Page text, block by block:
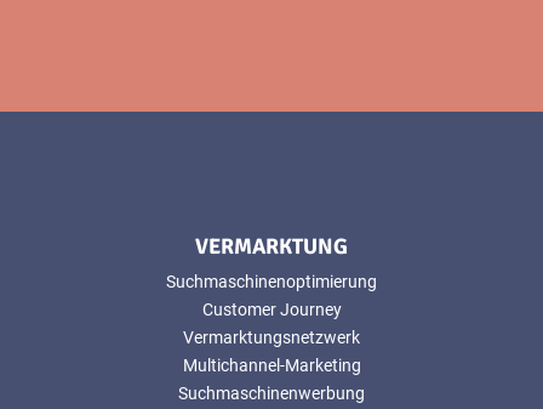
VERMARKTUNG
Suchmaschinenoptimierung
Customer Journey
Vermarktungsnetzwerk
Multichannel-Marketing
Suchmaschinenwerbung